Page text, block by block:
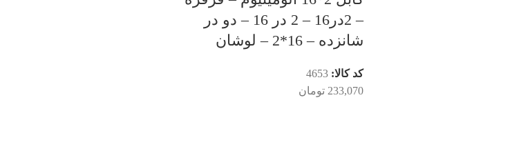
– 2در16 – 2 در 16 – دو در
شانزده – 16*2 – لوشان
کد کالا:4653
233,070 تومان